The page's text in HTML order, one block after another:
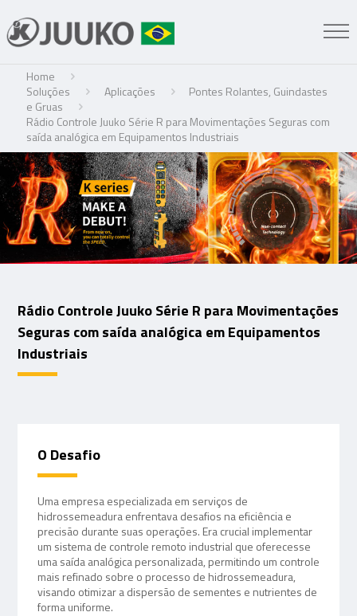
Home
Soluções
Aplicações
Pontes Rolantes, Guindastes
e Gruas
Rádio Controle Juuko Série R para Movimentações Seguras com
saída analógica em Equipamentos Industriais
Rádio Controle Juuko Série R para Movimentações
Seguras com saída analógica em Equipamentos
Industriais
O Desafio
Uma empresa especializada em serviços de
hidrossemeadura enfrentava desafios na eficiência e
precisão durante suas operações. Era crucial implementar
um sistema de controle remoto industrial que oferecesse
uma saída analógica personalizada, permitindo um controle
mais refinado sobre o processo de hidrossemeadura,
visando otimizar a dispersão de sementes e nutrientes de
forma uniforme.